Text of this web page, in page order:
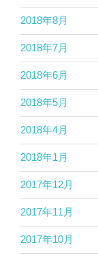
2018年8月
2018年7月
2018年6月
2018年5月
2018年4月
2018年1月
2017年12月
2017年11月
2017年10月